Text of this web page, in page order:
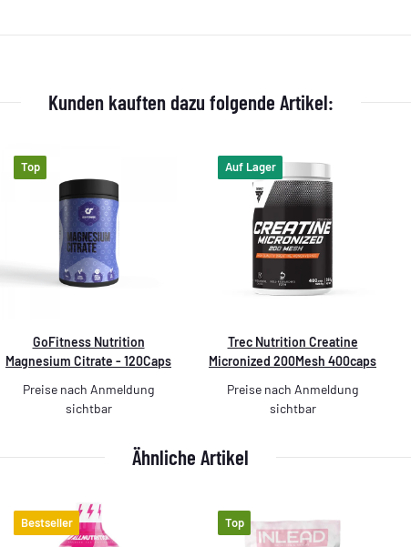
Kunden kauften dazu folgende Artikel:
Top
GoFitness Nutrition
Magnesium Citrate - 120Caps
Preise nach Anmeldung
sichtbar
Auf Lager
Trec Nutrition Creatine
Micronized 200Mesh 400caps
Preise nach Anmeldung
sichtbar
Ähnliche Artikel
Bestseller Top